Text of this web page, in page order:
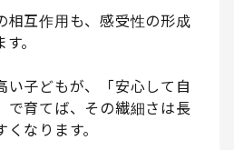
相互作用も、感受性の形成
。
い子どもが、「安心して自
で育てば、その繊細さは長
なります。